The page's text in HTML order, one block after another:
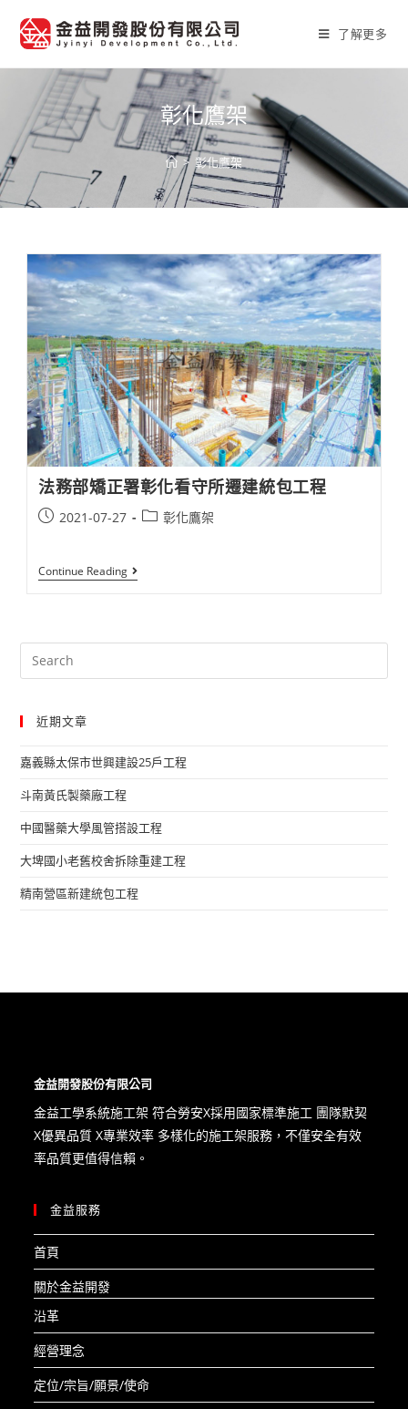
了解更多
彰化鷹架
> 彰化鷹架
法務部矯正署彰化看守所遷建統包工程
Post2021-07-27
Post彰化鷹架
Continue Reading法
務
署
統
Search
this
近期文章
嘉義縣太保市世興建設25戶工程​
斗南黃氏製藥廠工程​
中國醫藥大學風管搭設工程​
大埤國小老舊校舍拆除重建工程​
精南營區新建統包工程
金益開發股份有限公司
金益工學系統施工架 符合勞安X​採用國家標準施工 團隊默契
X優異品質 X專業效率 多樣化的施工架服務，不僅安全有效
率品質更值得信賴。
金益服務
首頁
關於金益開發
沿革
經營理念
定位/宗旨/願景/使命